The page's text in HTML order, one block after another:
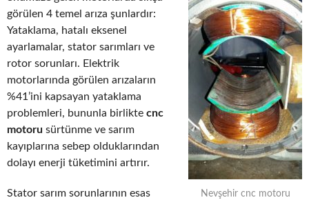
Nevşehir cnc motoru
görülen 4 temel arıza şunlardır:
Yataklama, hatalı eksenel
ayarlamalar, stator sarımları ve
rotor sorunları. Elektrik
motorlarında görülen arızaların
%41’ini kapsayan yataklama
problemleri, bununla birlikte cnc
motoru sürtünme ve sarım
kayıplarına sebep olduklarından
dolayı enerji tüketimini artırır.
Stator sarım sorunlarının esas